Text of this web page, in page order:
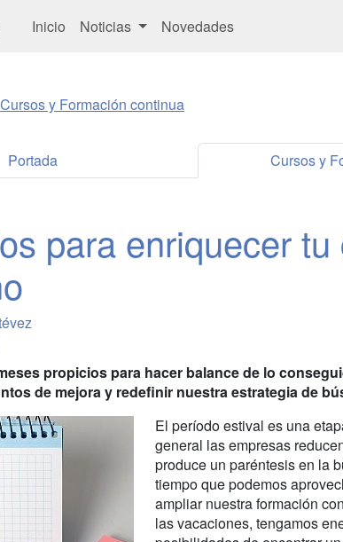
Inicio Noticias Novedades
Cursos y Formación continua
Portada Cursos y
para enriquecer
propicios para hacer balance de lo
de mejora y redefinir nuestra estrategia de
El período estival es una
general las empresas
produce un paréntesis en la
tiempo que podemos
ampliar nuestra formación
las vacaciones, tengamos